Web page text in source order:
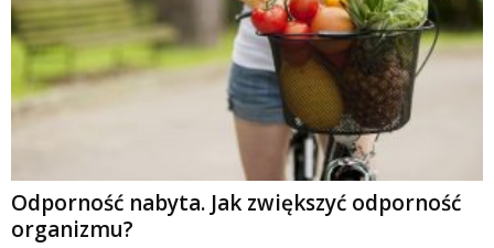
Odporność nabyta. Jak zwiększyć odporność
organizmu?